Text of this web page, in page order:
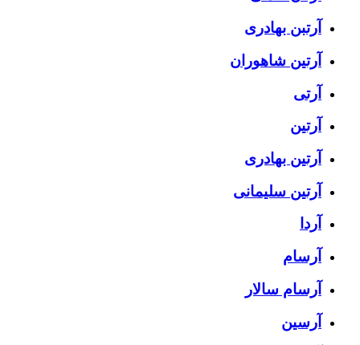
آرتبن بهادری
آرتين شاهوران
آرتی
آرتین
آرتین بهادری
آرتین سلیمانی
آردا
آرسام
آرسام سالار
آرسین